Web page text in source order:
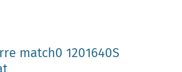
match0 1201640S